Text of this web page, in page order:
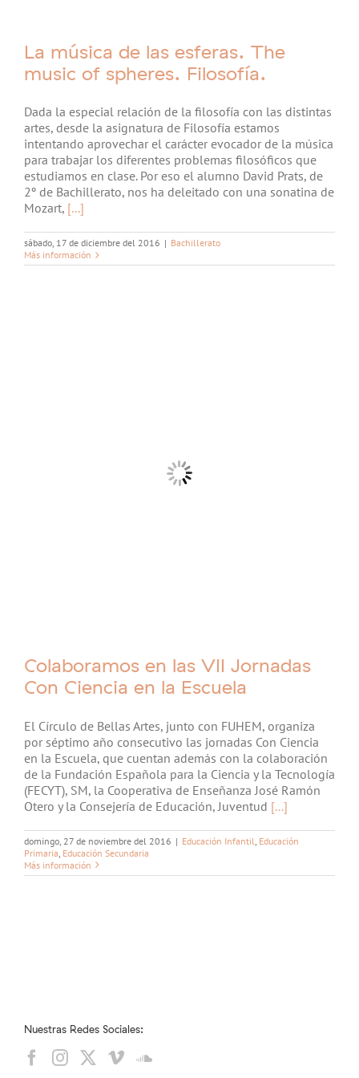
La música de las esferas. The
music of spheres. Filosofía.
Dada la especial relación de la filosofía con las distintas
artes, desde la asignatura de Filosofía estamos
intentando aprovechar el carácter evocador de la música
para trabajar los diferentes problemas filosóficos que
estudiamos en clase. Por eso el alumno David Prats, de
2º de Bachillerato, nos ha deleitado con una sonatina de
Mozart, [...]
sábado, 17 de diciembre del 2016 | Bachillerato
Más información
Colaboramos en las VII Jornadas
Con Ciencia en la Escuela
El Círculo de Bellas Artes, junto con FUHEM, organiza
por séptimo año consecutivo las jornadas Con Ciencia
en la Escuela, que cuentan además con la colaboración
de la Fundación Española para la Ciencia y la Tecnología
(FECYT), SM, la Cooperativa de Enseñanza José Ramón
Otero y la Consejería de Educación, Juventud [...]
domingo, 27 de noviembre del 2016 | Educación Infantil Educación
Primaria Educación Secundaria
Más información
Nuestras Redes Sociales: